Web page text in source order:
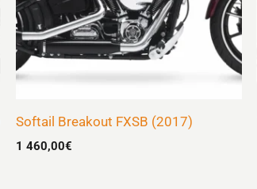
Softail Breakout FXSB (2017)
1 460,00€